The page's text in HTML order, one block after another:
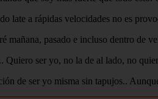
late a rápidas velocidades no es
pasado e incluso dentro de
ser yo, no la de al lado, no
de ser yo misma sin tapujos..